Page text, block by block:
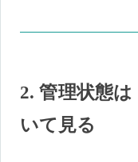
2. 管理状態
いて見る